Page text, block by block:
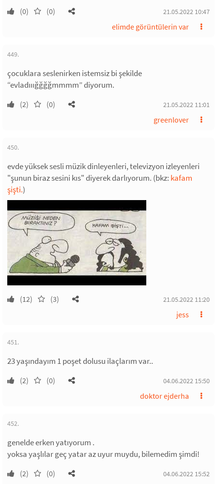
(0) (0) 21.05.2022 10:47
elimde görüntülerin var
449.
çocuklara seslenirken istemsiz bi şekilde
“evladııığğğğmmmm” diyorum.
(2) (0) 21.05.2022 11:01
greenlover
450.
evde yüksek sesli müzik dinleyenleri, televizyon izleyenleri
"şunun biraz sesini kıs" diyerek darlıyorum. (bkz: kafam
şişti.)
(12) (3) 21.05.2022 11:20
jess
451.
23 yaşındayım 1 poşet dolusu ilaçlarım var..
(2) (0) 04.06.2022 15:50
doktor ejderha
452.
genelde erken yatıyorum .
yoksa yaşlılar geç yatar az uyur muydu, bilemedim şimdi!
(2) (0) 04.06.2022 15:52